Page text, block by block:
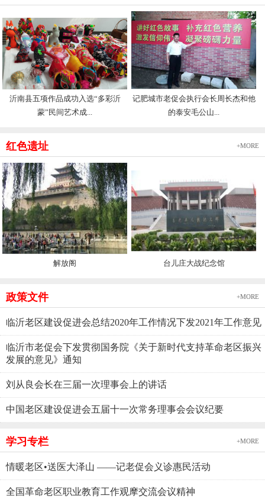
沂南县五项作品成功入选“多彩沂
蒙”民间艺术成...
记肥城市老促会执行会长周长杰和他
的泰安毛公山...
红色遗址 +MORE
解放阁 台儿庄大战纪念馆
政策文件 +MORE
临沂老区建设促进会总结2020年工作情况下发2021年工作意见
临沂市老促会下发贯彻国务院《关于新时代支持革命老区振兴
发展的意见》通知
刘从良会长在三届一次理事会上的讲话
中国老区建设促进会五届十一次常务理事会会议纪要
学习专栏 +MORE
情暖老区•送医大泽山 ——记老促会义诊惠民活动
全国革命老区职业教育工作观摩交流会议精神